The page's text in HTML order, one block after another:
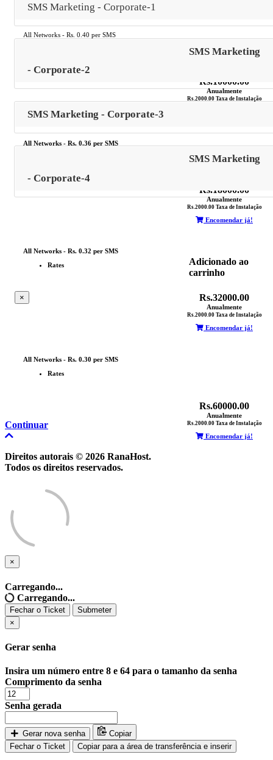
SMS Marketing - Corporate-1
All Networks - Rs. 0.40 per SMS
Rs.10000.00
Anualmente
Rs.2000.00 Taxa de Instalação
SMS Marketing
- Corporate-2
All Networks - Rs. 0.36 per SMS
Rs.18000.00
Anualmente
Rs.2000.00 Taxa de Instalação
Encomendar já!
SMS Marketing - Corporate-3
All Networks - Rs. 0.32 per SMS
Rates
Rs.32000.00
Anualmente
Rs.2000.00 Taxa de Instalação
Encomendar já!
SMS Marketing
- Corporate-4
All Networks - Rs. 0.30 per SMS
Rates
Rs.60000.00
Anualmente
Rs.2000.00 Taxa de Instalação
Encomendar já!
Adicionado ao
carrinho
×
Com
Continuar
Direitos autorais © 2026 RanaHost.
Todos os direitos reservados.
×
Fechar
Ticket
Carregando...
Carregando...
Fechar o Ticket
Submeter
×
Gerar senha
Insira um número entre 8 e 64 para o tamanho da senha
Comprimento da senha
Senha gerada
Gerar nova senha
Copiar
Fechar o Ticket
Copiar para a área de transferência e inserir